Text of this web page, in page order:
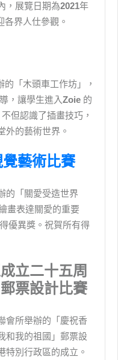
，展覽日期為2021年
各界人仕參觀。
的「木頭車工作坊」，
，讓學生進入Zoie 的
但認識了插畫技巧，
外的藝術世界。
藝術比賽
的「關愛受造世界
畫表達關愛的重要
優異獎。祝賀所有得
立二十五周
票設計比賽
會所舉辦的「慶祝香
和我的祖國」郵票設
特別行政區的成立。